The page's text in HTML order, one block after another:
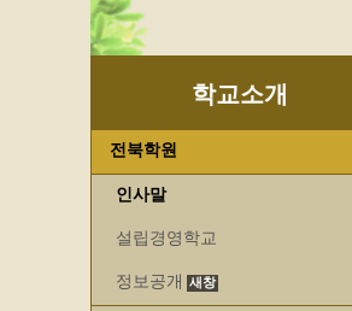
학교소개
전북학원
인사말
설립경영학교
정보공개